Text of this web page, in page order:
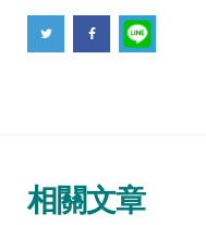
相關文章